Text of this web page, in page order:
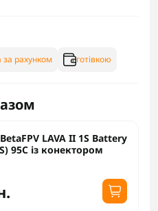
за рахунком готівкою
LAVA II 1S Battery
95C із конектором